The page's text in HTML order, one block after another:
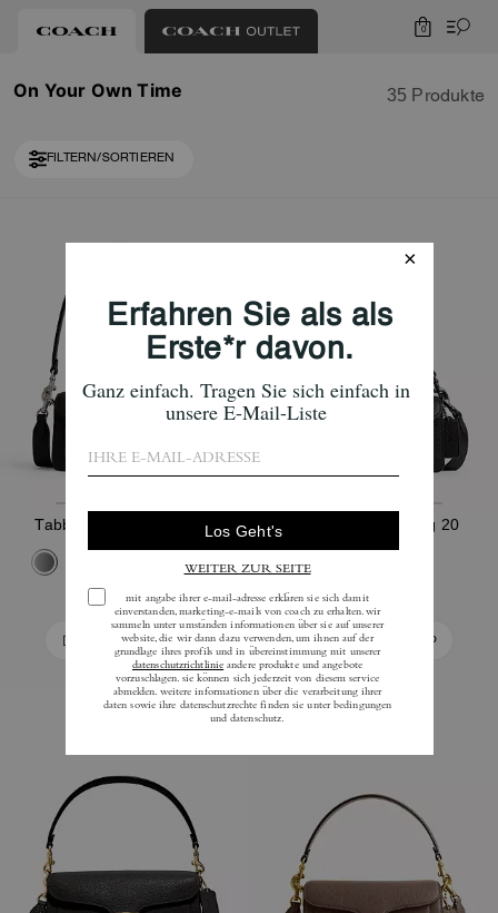
0
On Your Own Time 35 Produkte
FILTERN/SORTIEREN
Tabby Schultertasche 20
425 €
In Den Warenkorb
Tabby Shoulder Bag 20
425 €
In Den Warenkorb